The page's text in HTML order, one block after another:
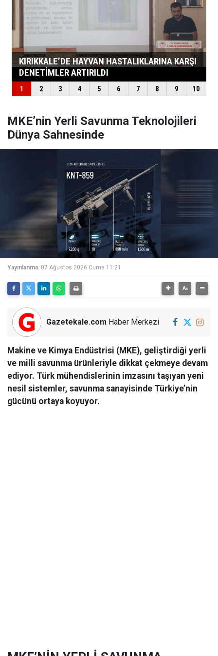
MKE’nin Yerli Savunma Teknolojileri
Dünya Sahnesinde
Yayınlanma: 07 Ağustos 2026 Cuma 11:21
Gazetekale.com Haber Merkezi
Makine ve Kimya Endüstrisi (MKE), geliştirdiği yerli
ve milli savunma ürünleriyle dikkat çekmeye devam
ediyor. Türk mühendislerinin imzasını taşıyan yeni
nesil sistemler, savunma sanayisinde Türkiye’nin
gücünü ortaya koyuyor.